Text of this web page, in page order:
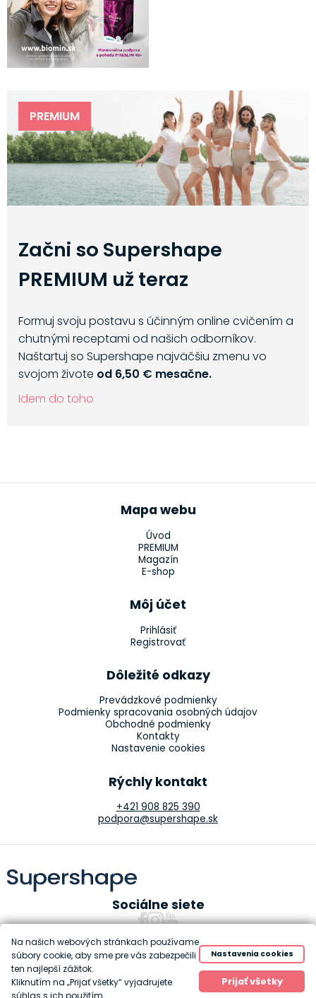
PREMIUM
Začni so Supershape
PREMIUM už teraz
Formuj svoju postavu s účinným online cvičením a
chutnými receptami od našich odborníkov.
Naštartuj so Supershape najväčšiu zmenu vo
svojom živote od 6,50 € mesačne.
Idem do toho
Mapa webu
Úvod
PREMIUM
Magazín
E-shop
Môj účet
Prihlásiť
Registrovať
Dôležité odkazy
Prevádzkové podmienky
Podmienky spracovania osobných údajov
Obchodné podmienky
Kontakty
Nastavenie cookies
Rýchly kontakt
+421 908 825 390
podpora@supershape.sk
Sociálne siete
Copyright 2010-2026 Supershape
Created byAnawe
Na našich webových stránkach používame
súbory cookie, aby sme pre vás zabezpečili
ten najlepší zážitok.
Kliknutím na „Prijať všetky“ vyjadrujete
súhlas s ich použitím.
Nastavenia cookies
Prijať všetky